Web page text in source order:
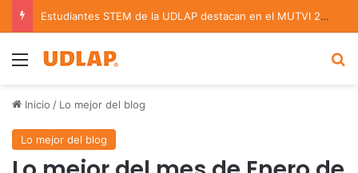
Estudiantes STEM de la UDLAP destacan en el MUTVI 2026
Menu
Inicio / Lo mejor del blog
Lo mejor del blog